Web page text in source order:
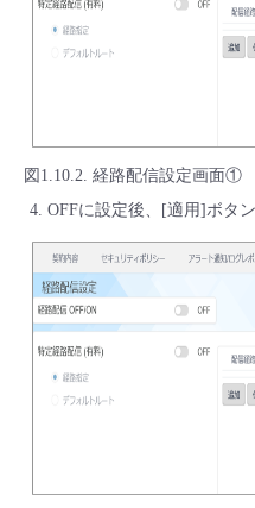
図1.10.2. 経路配信設定画面①
OFFに設定後、[適用]ボタ